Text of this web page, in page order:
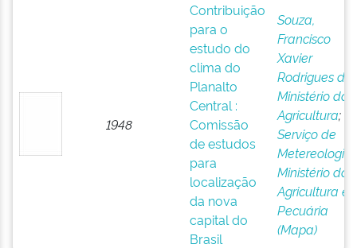
1948
Contribuição
para o
estudo do
clima do
Planalto
Central :
Comissão
de estudos
para
localização
da nova
capital do
Brasil
Souza,
Francisco
Xavier
Rodrigues de
Ministério da
Agricultura;
Serviço de
Metereologia
Ministério da
Agricultura e
Pecuária
(Mapa)